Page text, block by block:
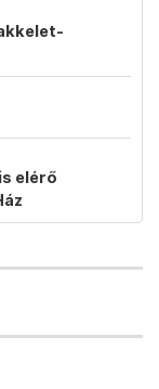
elérő